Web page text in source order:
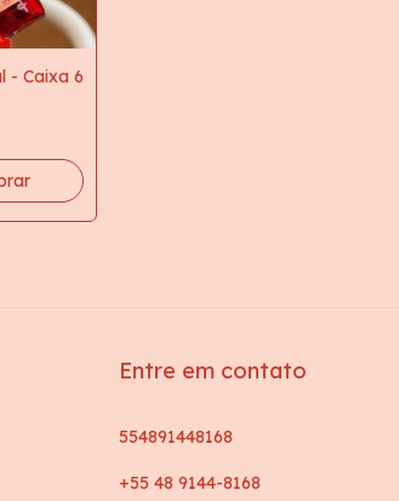
- Caixa 6
Entre em contato
554891448168
+55 48 9144-8168